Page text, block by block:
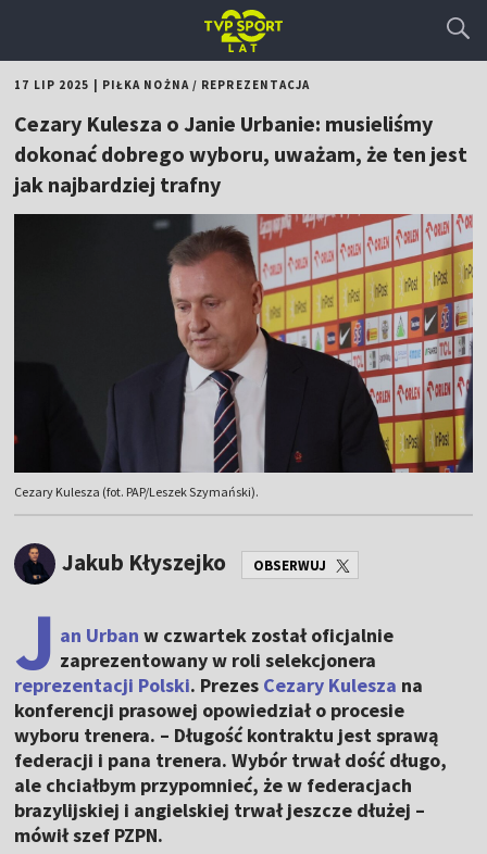
17 LIP 2025 PIŁKA NOŻNA/ REPREZENTACJA
Cezary Kulesza o Janie Urbanie: musieliśmy
dokonać dobrego wyboru, uważam, że ten jest
jak najbardziej trafny
Cezary Kulesza (fot. PAP/Leszek Szymański).
Jakub Kłyszejko OBSERWUJ
J an Urban w czwartek został oficjalnie
zaprezentowany w roli selekcjonera
reprezentacji Polski. Prezes Cezary Kulesza na
konferencji prasowej opowiedział o procesie
wyboru trenera. – Długość kontraktu jest sprawą
federacji i pana trenera. Wybór trwał dość długo,
ale chciałbym przypomnieć, że w federacjach
brazylijskiej i angielskiej trwał jeszcze dłużej –
mówił szef PZPN.